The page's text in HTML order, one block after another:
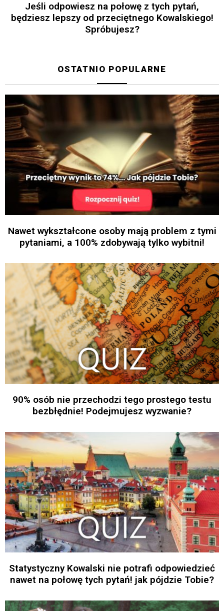
Jeśli odpowiesz na połowę z tych pytań,
będziesz lepszy od przeciętnego Kowalskiego!
Spróbujesz?
OSTATNIO POPULARNE
Nawet wykształcone osoby mają problem z tymi
pytaniami, a 100% zdobywają tylko wybitni!
90% osób nie przechodzi tego prostego testu
bezbłędnie! Podejmujesz wyzwanie?
Statystyczny Kowalski nie potrafi odpowiedzieć
nawet na połowę tych pytań! jak pójdzie Tobie?